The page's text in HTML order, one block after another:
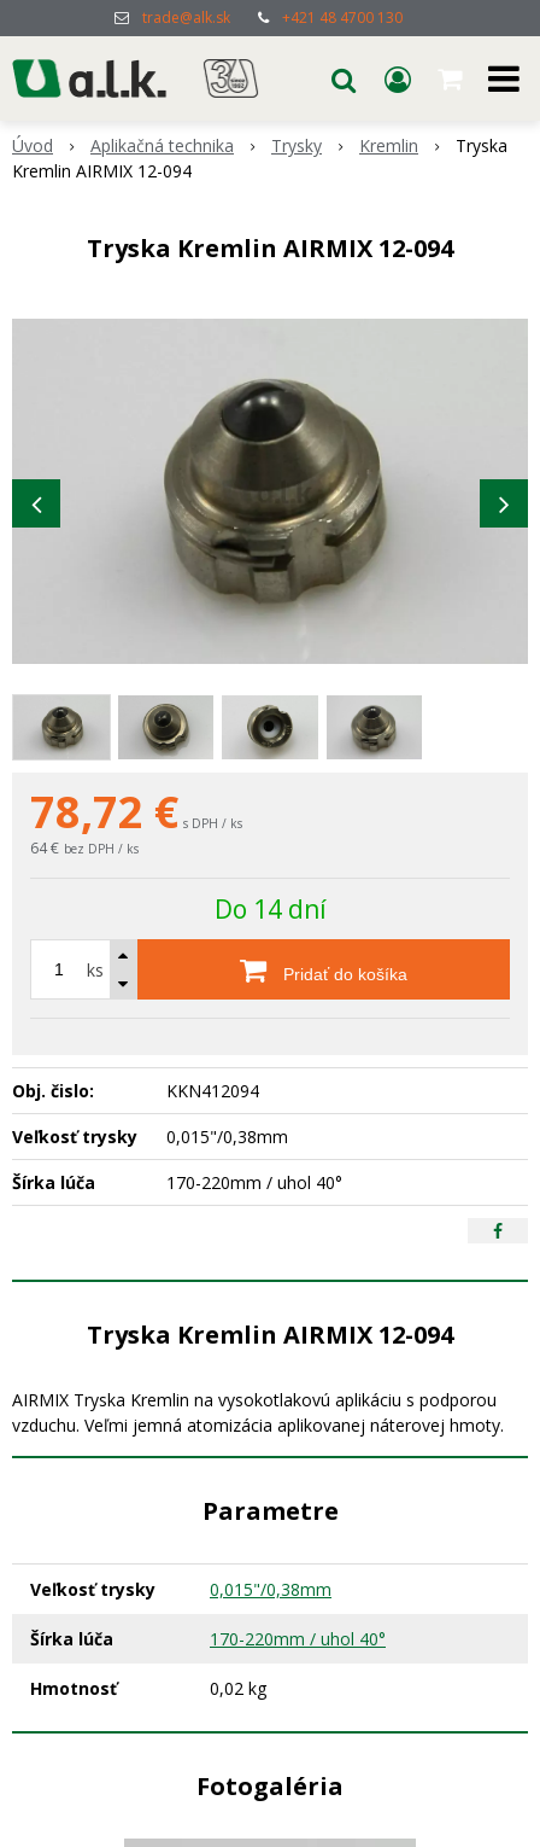
trade@alk.sk +421 48 4700 130
Úvod Aplikačná technika Trysky Kremlin
Tryska
Kremlin AIRMIX 12-094
Tryska Kremlin AIRMIX 12-094
78,72 € s DPH / ks
64 € bez DPH / ks
Do 14 dní
ks Pridať do košíka
Obj. čislo:
KKN412094
Veľkosť trysky
0,015"/0,38mm
Šírka lúča
170-220mm / uhol 40°
Tryska Kremlin AIRMIX 12-094
AIRMIX Tryska Kremlin na vysokotlakovú aplikáciu s podporou
vzduchu. Veľmi jemná atomizácia aplikovanej náterovej hmoty.
Parametre
Veľkosť trysky 0,015"/0,38mm
Šírka lúča 170-220mm / uhol 40°
Hmotnosť 0,02 kg
Fotogaléria